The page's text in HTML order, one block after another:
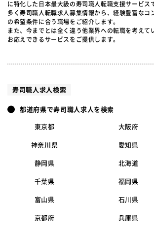
に特化した日本最大級の寿司職人転職支援サービス
多く寿司職人転職求人募集情報から、経験豊富なコ
の希望条件に合う職場をご紹介します。
また、今までとは全く違う他業界への転職を考えて
お応えできるサービスをご提供します。
寿司職人求人検索
都道府県で寿司職人求人を検索
東京都 大阪府
神奈川県 愛知県
静岡県 北海道
千葉県 福岡県
富山県 石川県
京都府 兵庫県